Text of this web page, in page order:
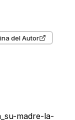
del Autor